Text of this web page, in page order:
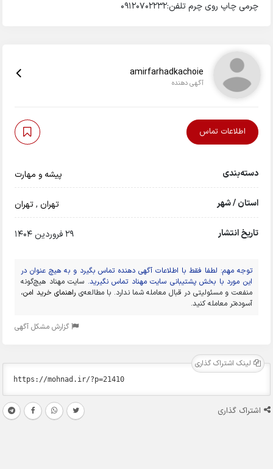
چرمی چاپ روی چرم تلفن:09120702232
amirfarhadkachoie
آگهی دهنده
اطلاعات تماس
دسته‌بندی پیشه و مهارت
استان / شهر تهران,تهران
تاریخ انتشار 29 فروردین 1404
توجه مهم: لطفا فقط با اطلاعات آگهی دهنده تماس بگیرد و به هیچ عنوان در
این مورد با بخش پشتیبانی سایت مهناد تماس نگیرید. سایت مهناد هیچ‌گونه
منفعت و مسئولیتی در قبال معامله شما ندارد. با مطالعه‌ی راهنمای خرید امن،
آسوده‌تر معامله کنید.
گزارش مشکل آگهی
لینک اشتراک گذاری
اشتراک گذاری